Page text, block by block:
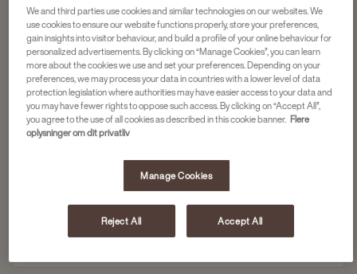
5-20 medarbejdere og gæster
2 drikkevarianter – kaffe og varmt vand
Op til 140 kopper kaffe i timen
Minimal rengøringstid
Anmod om et tilbud
Få mere information
We and third parties use cookies and similar technologies on our websites. We
use cookies to ensure our website functions properly, store your preferences,
gain insights into visitor behaviour, and build a profile of your online behaviour for
personalized advertisements. By clicking on “Manage Cookies”, you can learn
more about the cookies we use and set your preferences. Depending on your
preferences, we may process your data in countries with a lower level of data
protection legislation where authorities may have easier access to your data and
you may have fewer rights to oppose such access. By clicking on “Accept All”,
you agree to the use of all cookies as described in this cookie banner. Flere
oplysninger om dit privatliv
Manage Cookies
Reject All Accept All